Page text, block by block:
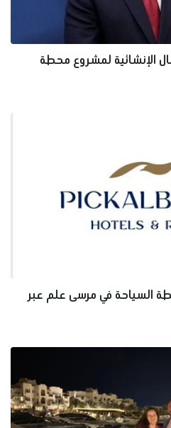
الإنشائية لمشروع محطة
السياحة في مرسى علم عبر